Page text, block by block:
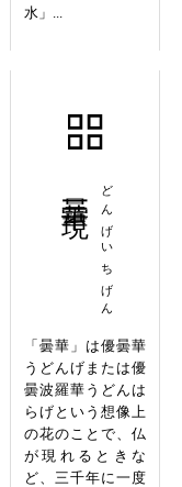
水」...
どんげいちげん
「曇華」は優曇華
うどんげまたは優
曇波羅華うどんは
らげという想像上
の花のことで、仏
が現れるときな
ど、三千年に一度